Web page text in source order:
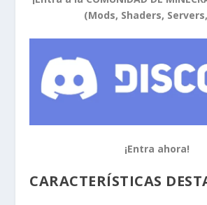
(Mods, Shaders,
¡Entra ahora!
CARACTERÍSTICAS